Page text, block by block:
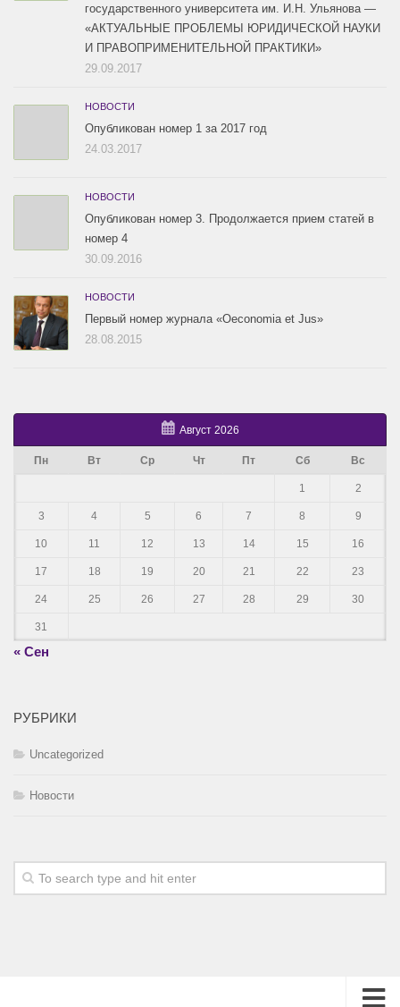
государственного университета им. И.Н. Ульянова —
«АКТУАЛЬНЫЕ ПРОБЛЕМЫ ЮРИДИЧЕСКОЙ НАУКИ
И ПРАВОПРИМЕНИТЕЛЬНОЙ ПРАКТИКИ»
29.09.2017
НОВОСТИ
Опубликован номер 1 за 2017 год
24.03.2017
НОВОСТИ
Опубликован номер 3. Продолжается прием статей в
номер 4
30.09.2016
НОВОСТИ
Первый номер журнала «Oeconomia et Jus»
28.08.2015
Август 2026
Пн Вт Ср Чт Пт Сб Вс
1 2
3 4 5 6 7 8 9
10 11 12 13 14 15 16
17 18 19 20 21 22 23
24 25 26 27 28 29 30
31
« Сен
РУБРИКИ
Uncategorized
Новости